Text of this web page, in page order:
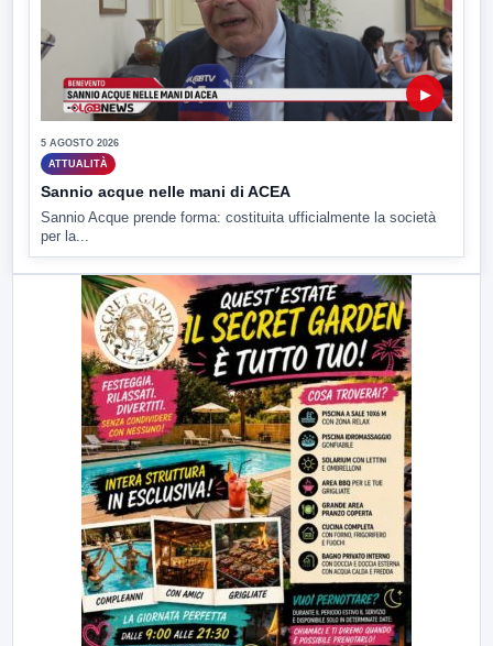
▶
5 AGOSTO 2026
ATTUALITÀ
Sannio acque nelle mani di ACEA
Sannio Acque prende forma: costituita ufficialmente la società
per la...